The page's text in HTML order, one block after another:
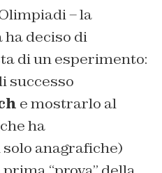
– la
deciso di
di un esperimento:
successo
e mostrarlo al
ha
anagrafiche)